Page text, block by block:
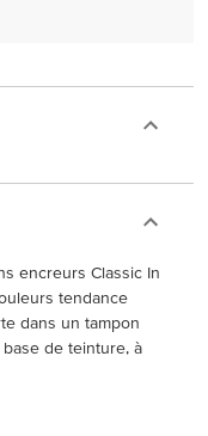
encreurs Classic In
tendance
dans un tampon
de teinture, à